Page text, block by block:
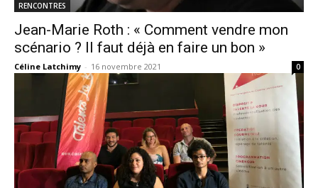
RENCONTRES
Jean-Marie Roth : « Comment vendre mon
scénario ? Il faut déjà en faire un bon »
Céline Latchimy - 16 novembre 2021 0